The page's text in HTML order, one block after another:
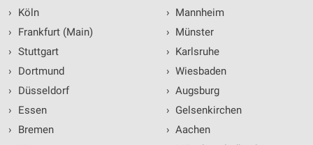
›
Köln
›
Frankfurt (Main)
› Stuttgart
›
Dortmund
›
Düsseldorf
›
Essen
›
Bremen
› Mannheim
› Münster
› Karlsruhe
› Wiesbaden
› Augsburg
› Gelsenkirchen
› Aachen